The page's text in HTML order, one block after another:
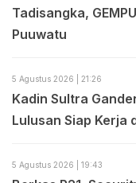
Tadisangka,
Puuwatu
5 Agustus 2026 | 21:26
Kadin Sultra
Lulusan Siap Kerja
5 Agustus 2026 | 19:43